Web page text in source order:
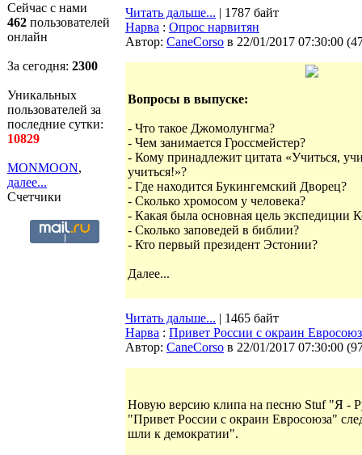
Сейчас с нами
462 пользователей
онлайн
За сегодня: 2300
Уникальных
пользователей за
последние сутки:
10829
MONMOON,
далее...
Счетчики
Читать дальше... | 1787 байт
Нарва : Опрос нарвитян
Автор: CaneCorso в 22/01/2017 07:30:00 (
Вопросы в выпуске:
- Что такое Джомолунгма?
- Чем занимается Гроссмейстер?
- Кому принадлежит цитата «Учиться,
учиться!»?
- Где находится Букингемский Дворец?
- Сколько хромосом у человека?
- Какая была основная цель экспедиции
- Сколько заповедей в библии?
- Кто первый президент Эстонии?
Далее...
Читать дальше... | 1465 байт
Нарва : Привет России с окраин
Автор: CaneCorso в 22/01/2017 07:30:00 (
Новую версию клипа на песню Stuf "Я -
"Привет России с окраин Евросоюза"
шли к демократии".